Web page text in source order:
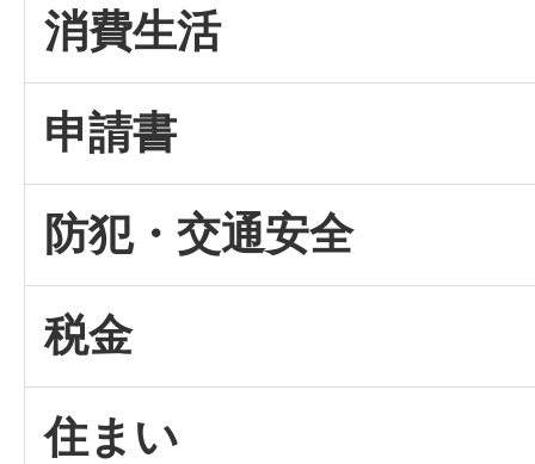
消費生活
申請書
防犯・交通安全
税金
住まい